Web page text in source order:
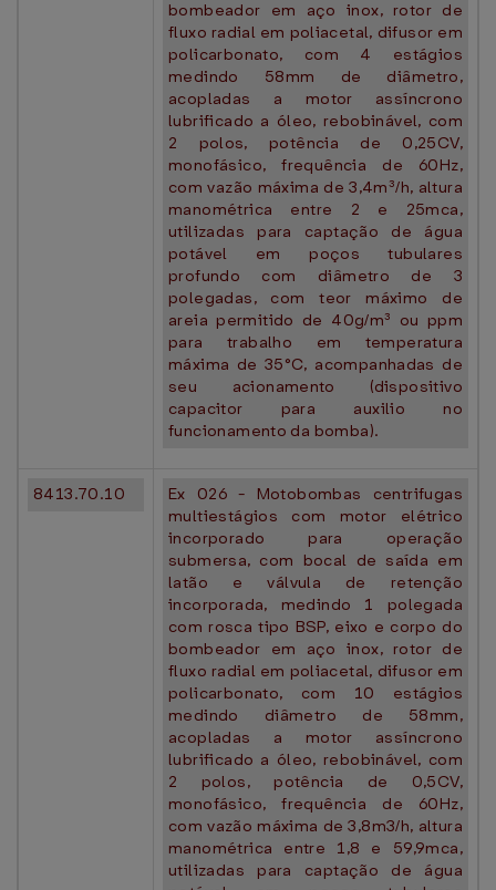
bombeador em aço inox, rotor de
fluxo radial em poliacetal, difusor em
policarbonato, com 4 estágios
medindo 58mm de diâmetro,
acopladas a motor assíncrono
lubrificado a óleo, rebobinável, com
2 polos, potência de 0,25CV,
monofásico, frequência de 60Hz,
com vazão máxima de 3,4m³/h, altura
manométrica entre 2 e 25mca,
utilizadas para captação de água
potável em poços tubulares
profundo com diâmetro de 3
polegadas, com teor máximo de
areia permitido de 40g/m³ ou ppm
para trabalho em temperatura
máxima de 35°C, acompanhadas de
seu acionamento (dispositivo
capacitor para auxilio no
funcionamento da bomba).
8413.70.10
Ex 026 - Motobombas centrifugas
multiestágios com motor elétrico
incorporado para operação
submersa, com bocal de saída em
latão e válvula de retenção
incorporada, medindo 1 polegada
com rosca tipo BSP, eixo e corpo do
bombeador em aço inox, rotor de
fluxo radial em poliacetal, difusor em
policarbonato, com 10 estágios
medindo diâmetro de 58mm,
acopladas a motor assíncrono
lubrificado a óleo, rebobinável, com
2 polos, potência de 0,5CV,
monofásico, frequência de 60Hz,
com vazão máxima de 3,8m3/h, altura
manométrica entre 1,8 e 59,9mca,
utilizadas para captação de água